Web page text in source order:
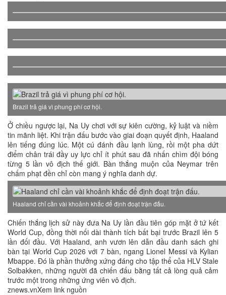
Brazil trả giá vì phung phí cơ hội.
Ở chiều ngược lại, Na Uy chơi với sự kiên cường, kỷ luật và niềm
tin mãnh liệt. Khi trận đấu bước vào giai đoạn quyết định, Haaland
lên tiếng đúng lúc. Một cú đánh đầu lạnh lùng, rồi một pha dứt
điểm chân trái đầy uy lực chỉ ít phút sau đã nhấn chìm đội bóng
từng 5 lần vô địch thế giới. Bàn thắng muộn của Neymar trên
chấm phạt đền chỉ còn mang ý nghĩa danh dự.
Haaland chỉ cần vài khoảnh khắc để định đoạt trận đấu.
Chiến thắng lịch sử này đưa Na Uy lần đầu tiên góp mặt ở tứ kết
World Cup, đồng thời nối dài thành tích bất bại trước Brazil lên 5
lần đối đầu. Với Haaland, anh vươn lên dẫn đầu danh sách ghi
bàn tại World Cup 2026 với 7 bàn, ngang Lionel Messi và Kylian
Mbappe. Đó là phần thưởng xứng đáng cho tập thể của HLV Stale
Solbakken, những người đã chiến đấu bằng tất cả lòng quả cảm
trước một trong những ứng viên vô địch.
znews.vnXem link nguồn